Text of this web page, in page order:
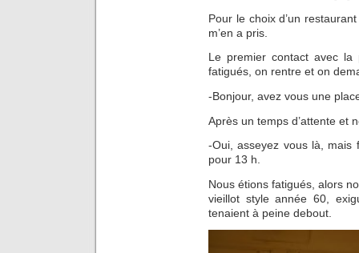
Pour le choix d’un
m’en a pris.
Le premier contact avec
fatigués, on rentre et on
-Bonjour, avez vous une
Après un temps d’attente et
-Oui, asseyez vous là, mais
pour 13 h.
Nous étions fatigués, alors
vieillot style année 60,
tenaient à peine debout.